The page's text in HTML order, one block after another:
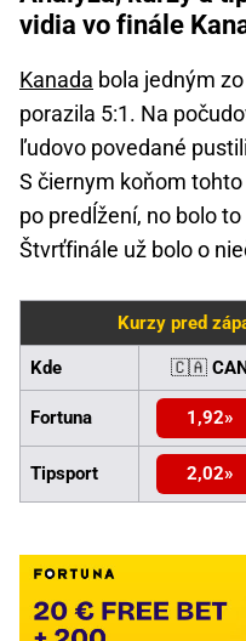
vidia vo finále
Kanada bola jedným
porazila 5:1. Na
ľudovo povedané
S čiernym koňom
po predĺžení, no bolo
Štvrťfinále už bolo o
Kurzy pred
Kde 🇨🇦 CAN
Fortuna 1,92
Tipsport 2,02